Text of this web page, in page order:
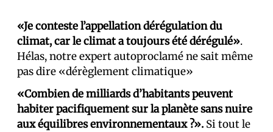
«Je conteste l’appellation dérégulation du
climat, car le climat a toujours été dérégulé».
Hélas, notre expert autoproclamé ne sait même
pas dire «dérèglement climatique»
«Combien de milliards d’habitants peuvent
habiter pacifiquement sur la planète sans nuire
aux équilibres environnementaux ?». Si tout le